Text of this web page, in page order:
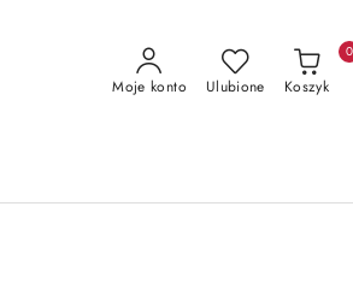
Moje konto Ulubione Koszyk
0